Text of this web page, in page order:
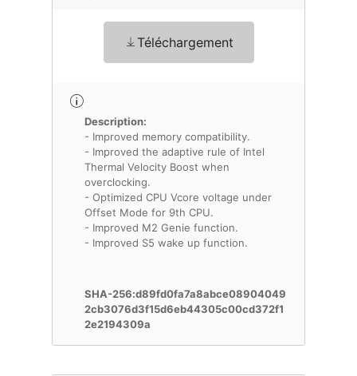
Téléchargement
Description:
- Improved memory compatibility.
- Improved the adaptive rule of Intel
Thermal Velocity Boost when
overclocking.
- Optimized CPU Vcore voltage under
Offset Mode for 9th CPU.
- Improved M2 Genie function.
- Improved S5 wake up function.
SHA-256:d89fd0fa7a8abce08904049
2cb3076d3f15d6eb44305c00cd372f1
2e2194309a